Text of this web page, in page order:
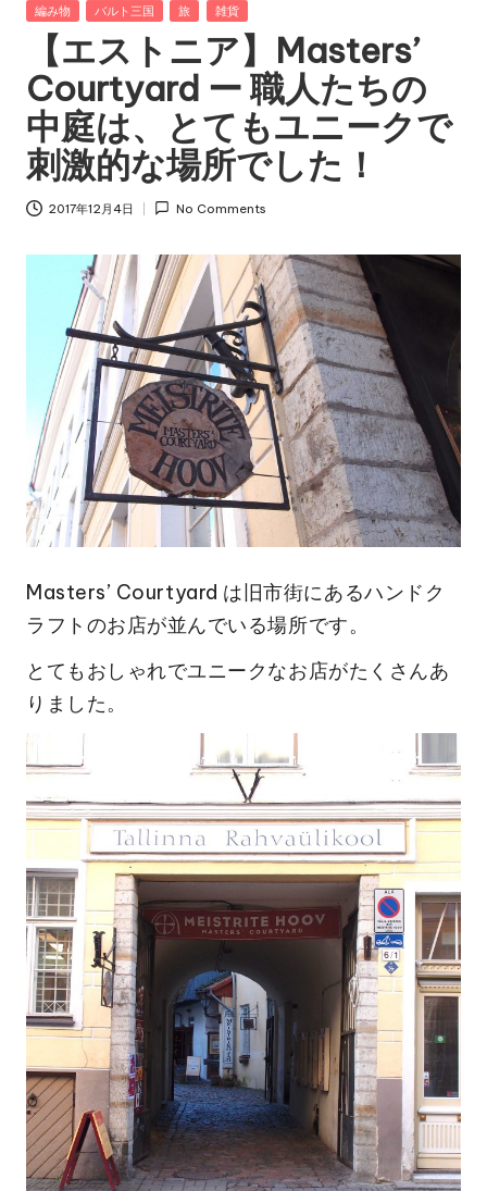
Posted
編み物 バルト三国 旅 雑貨
【エストニア】Masters’
Courtyard ー 職人たちの
中庭は、とてもユニークで
刺激的な場所でした！
2017年12月4日 No Comments
Masters’ Courtyard は旧市街にあるハンドク
ラフトのお店が並んでいる場所です。
とてもおしゃれでユニークなお店がたくさんあ
りました。